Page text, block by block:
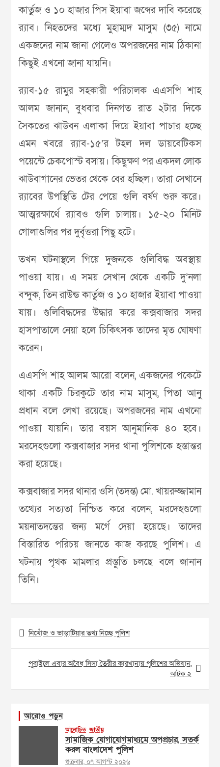
কার্তুজ ও ১০ হাজার পিস ইয়াবা জব্দের দাবি করেছে
র‌্যাব। নিহতদের মধ্যে মুহাম্মদ মাসুম (৩৫) নামে
একজনের নাম জানা গেলেও অপরজনের নাম ঠিকানা
কিছুই এখনো জানা যায়নি।
র‍্যাব-১৫ রামুর সহকারী পরিচালক এএসপি শাহ
আলম জানান, বুধবার দিনগত রাত ২টার দিকে
সৈকতের ঝাউবন এলাকা দিয়ে ইয়াবা পাচার হচ্ছে
এমন খবরে র‍্যাব-১৫’র টহল দল ডায়বেটিকস
পয়েন্টে চেকপোস্ট বসায়। কিছুক্ষণ পর একদল লোক
ঝাউবাগানের ভেতর থেকে বের হচ্ছিল। তারা সেখানে
র‍্যাবের উপস্থিতি টের পেয়ে গুলি বর্ষণ শুরু করে।
আত্মরক্ষার্থে র‍্যাবও গুলি চালায়। ১৫-২০ মিনিট
গোলাগুলির পর দুর্বৃত্তরা পিছু হটে।
তখন ঘটনাস্থলে গিয়ে দুজনকে গুলিবিদ্ধ অবস্থায়
পাওয়া যায়। এ সময় সেখান থেকে একটি দু’নলা
বন্দুক, তিন রাউন্ড কার্তুজ ও ১০ হাজার ইয়াবা পাওয়া
যায়। গুলিবিদ্ধদের উদ্ধার করে কক্সবাজার সদর
হাসপাতালে নেয়া হলে চিকিৎসক তাদের মৃত ঘোষণা
করেন।
এএসপি শাহ আলম আরো বলেন, একজনের পকেটে
থাকা একটি চিরকুটে তার নাম মাসুম, পিতা আনু
প্রধান বলে লেখা রয়েছে। অপরজনের নাম এখনো
পাওয়া যায়নি। তার বয়স আনুমানিক ৪০ হবে।
মরদেহগুলো কক্সবাজার সদর থানা পুলিশকে হস্তান্তর
করা হয়েছে।
কক্সবাজার সদর থানার ওসি (তদন্ত) মো. খায়রুজ্জামান
তথ্যের সত্যতা নিশ্চিত করে বলেন, মরদেহগুলো
ময়নাতদন্তের জন্য মর্গে দেয়া হয়েছে। তাদের
বিস্তারিত পরিচয় জানতে কাজ করছে পুলিশ। এ
ঘটনায় পৃথক মামলার প্রস্তুতি চলছে বলে জানান
তিনি।
Post
navigation
নিখোঁজ ও ভাড়াটিয়ার তথ্য নিচ্ছে পুলিশ
পূবাইলে এবার অবৈধ সিসা তৈরীর কারখানায় পুলিশের অভিযান,
আটক ২
আরোও পড়ুন
আলোচিত জাতীয়
সামাজিক যোগাযোগমাধ্যমে অপপ্রচার, সতর্ক
করল বাংলাদেশ পুলিশ
শুক্রবার, ০৭ আগস্ট ২০২৬